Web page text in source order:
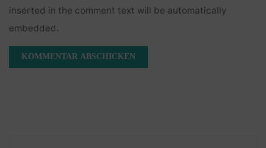
inserted in the comment text will be automatically
embedded.